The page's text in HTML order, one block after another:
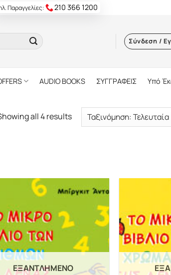
Παραγγελίες: 210 366 1200
Σύνδεση /
AUDIO BOOKS ΣΥΓΓΡΑΦΕΙΣ Υπό
all 4 results
ΕΞΑΝΤΛΗΜΈΝΟ